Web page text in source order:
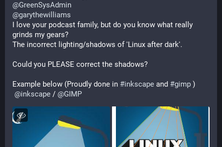
@GreenSysAdmin
@garythewilliams
I love your podcast family, but do you know what really
grinds my gears?
The incorrect lighting/shadows of 'Linux after dark'.
Could you PLEASE correct the shadows?
Example below (Proudly done in #inkscape and #gimp )
@inkscape / @GIMP